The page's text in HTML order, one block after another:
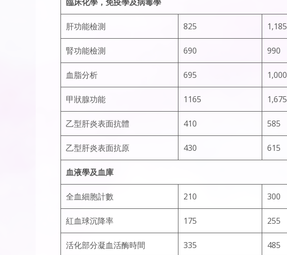
肝功能檢測 825 1,185
腎功能檢測 690 990
血脂分析 695 1,000
甲狀腺功能 1165 1,675
㇠型肝炎表面抗體 410 585
㇠型肝炎表面抗原 430 615
血液學及血庫
全血細胞計數 210 300
紅血球沉降率 175 255
活化部分凝血活酶時間 335 485